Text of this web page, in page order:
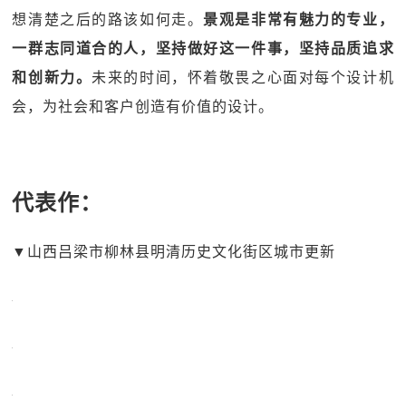
想清楚之后的路该如何走。 景观是非常有魅力的专业，
一群志同道合的人，坚持做好这一件事，坚持品质追求
和创新力。 未来的时间，怀着敬畏之心面对每个设计机
会，为社会和客户创造有价值的设计。
代表作：
▼山西吕梁市柳林县明清历史文化街区城市更新